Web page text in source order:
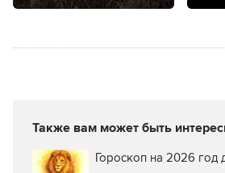
Также вам может быть
Гороскоп на 2026 год